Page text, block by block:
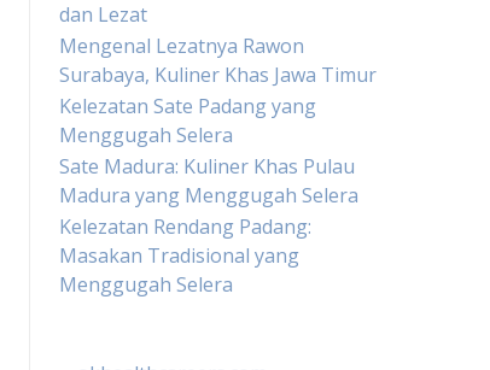
dan Lezat
Mengenal Lezatnya Rawon
Surabaya, Kuliner Khas Jawa Timur
Kelezatan Sate Padang yang
Menggugah Selera
Sate Madura: Kuliner Khas Pulau
Madura yang Menggugah Selera
Kelezatan Rendang Padang:
Masakan Tradisional yang
Menggugah Selera